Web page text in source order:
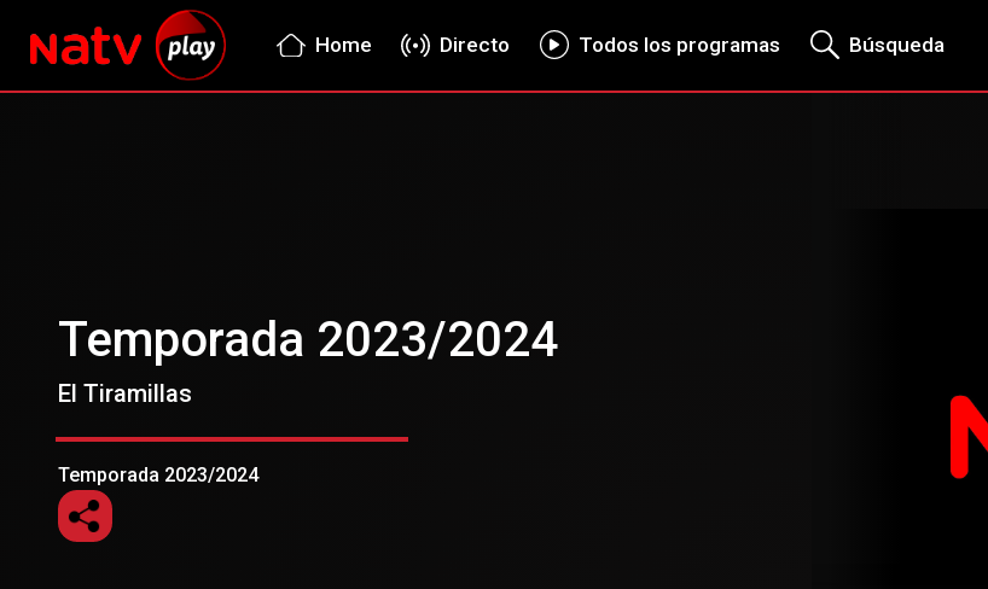
Home Directo Todos los programas Búsqueda
Temporada 2023/2024
El Tiramillas
Temporada 2023/2024